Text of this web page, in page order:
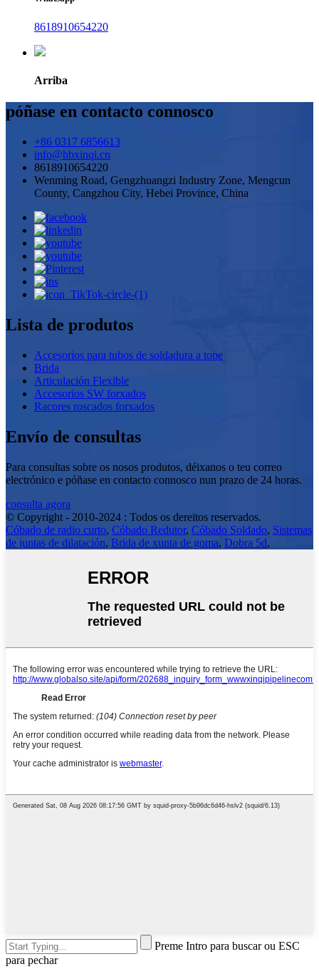
8618910654220
Arriba
póñase en contacto connosco
+86 0317 6856613
info@hbxinqi.cn
8618910654220
Wenming Road, Gengzhuangzi Industry Zone, Mengcun
County, Cangzhou City, Hebei Province, China
Lista de produtos
Accesorios para tubos de soldadura a tope
Brida
Articulación Flexible
Accesorios SW forxados
Racores roscados forxados
Envío de consultas
Para consultas sobre os nosos produtos, déixanos o teu correo
electrónico e póñase en contacto connosco nun prazo de 24 horas.
consulta agora
© Copyright - 2010-2024 : Todos os dereitos reservados.
Cóbado de radio curto, Cóbado Redutor, Cóbado Soldado, Sistemas
de juntas de dilatación, Brida de xunta de goma, Dobra 5d,
Preme Intro para buscar ou ESC
para pechar